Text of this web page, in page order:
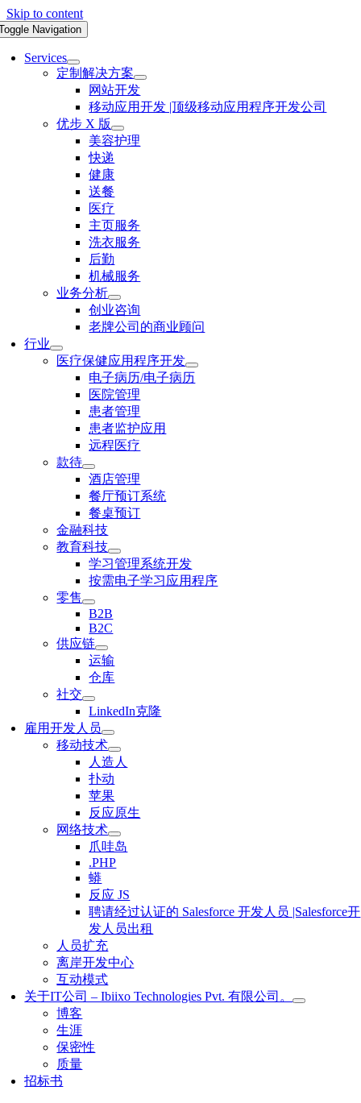
Skip to content
Navigation
Services
定制解决方案
网站开发
移动应用开发 |顶级移动应用程序开发公司
优步 X 版
美容护理
快递
健康
送餐
医疗
主页服务
洗衣服务
后勤
机械服务
业务分析
创业咨询
老牌公司的商业顾问
行业
医疗保健应用程序开发
电子病历/电子病历
医院管理
患者管理
患者监护应用
远程医疗
款待
酒店管理
餐厅预订系统
餐桌预订
金融科技
教育科技
学习管理系统开发
按需电子学习应用程序
零售
B2B
B2C
供应链
运输
仓库
社交
LinkedIn克隆
雇用开发人员
移动技术
人造人
扑动
苹果
反应原生
网络技术
爪哇岛
.PHP
蟒
反应 JS
聘请经过认证的 Salesforce 开发人员 |Salesforce开
发人员出租
人员扩充
离岸开发中心
互动模式
关于IT公司 – Ibiixo Technologies Pvt. 有限公司。
博客
生涯
保密性
质量
招标书